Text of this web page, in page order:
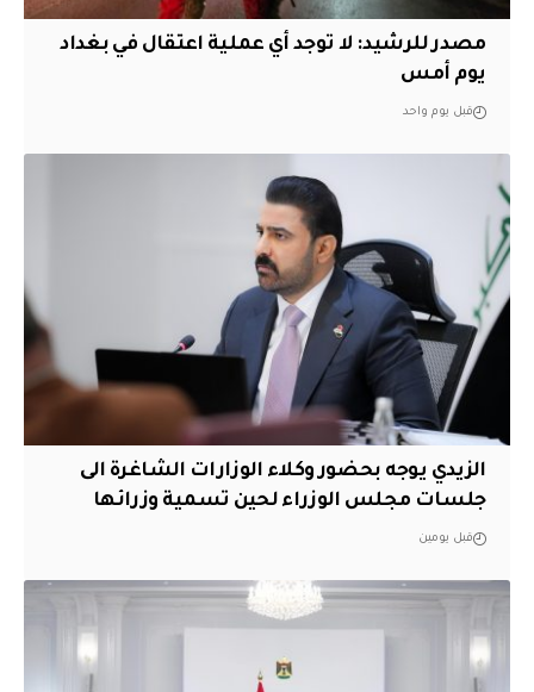
مصدر للرشيد: لا توجد أي عملية اعتقال في بغداد
يوم أمس
قبل يوم واحد
الزيدي يوجه بحضور وكلاء الوزارات الشاغرة الى
جلسات مجلس الوزراء لحين تسمية وزرائها
قبل يومين